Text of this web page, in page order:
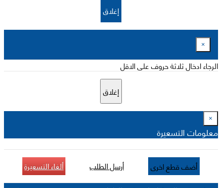
إغلاق
×
الرجاء ادخال ثلاثة حروف على الاقل
إغلاق
×
معلومات التسعيرة
أضف قطع اخرى أرسل الطلب ألغاء التسعيرة